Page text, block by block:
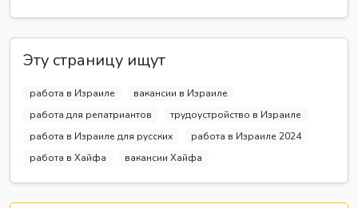
Эту страницу ищут
работа в Израиле
вакансии в Израиле
работа для репатриантов
трудоустройство в Израиле
работа в Израиле для русских
работа в Израиле 2024
работа в Хайфа
вакансии Хайфа